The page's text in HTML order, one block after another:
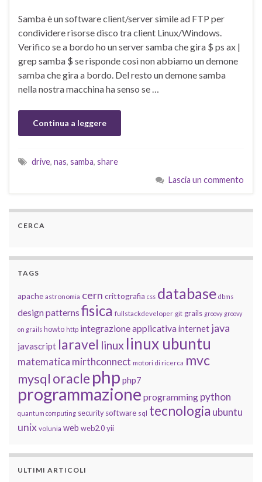
Samba è un software client/server simile ad FTP per
condividere risorse disco tra client Linux/Windows.
Verifico se a bordo ho un server samba che gira $ ps ax |
grep samba $ se risponde così non abbiamo un demone
samba che gira a bordo. Del resto un demone samba
nella nostra macchina ha senso se …
Continua a leggere
drive, nas, samba, share
Lascia un commento
CERCA
TAGS
apache astronomia cern crittografia css database dbms
design patterns fisica fullstackdeveloper git grails groovy groovy
on grails howto http integrazione applicativainternet java
javascript laravel linux linux ubuntu
matematica mirthconnect motori di ricerca mvc
mysql oracle php php7
programmazione programming python
quantum computing security software sql tecnologia ubuntu
unix volunia web web2.0 yii
ULTIMI ARTICOLI